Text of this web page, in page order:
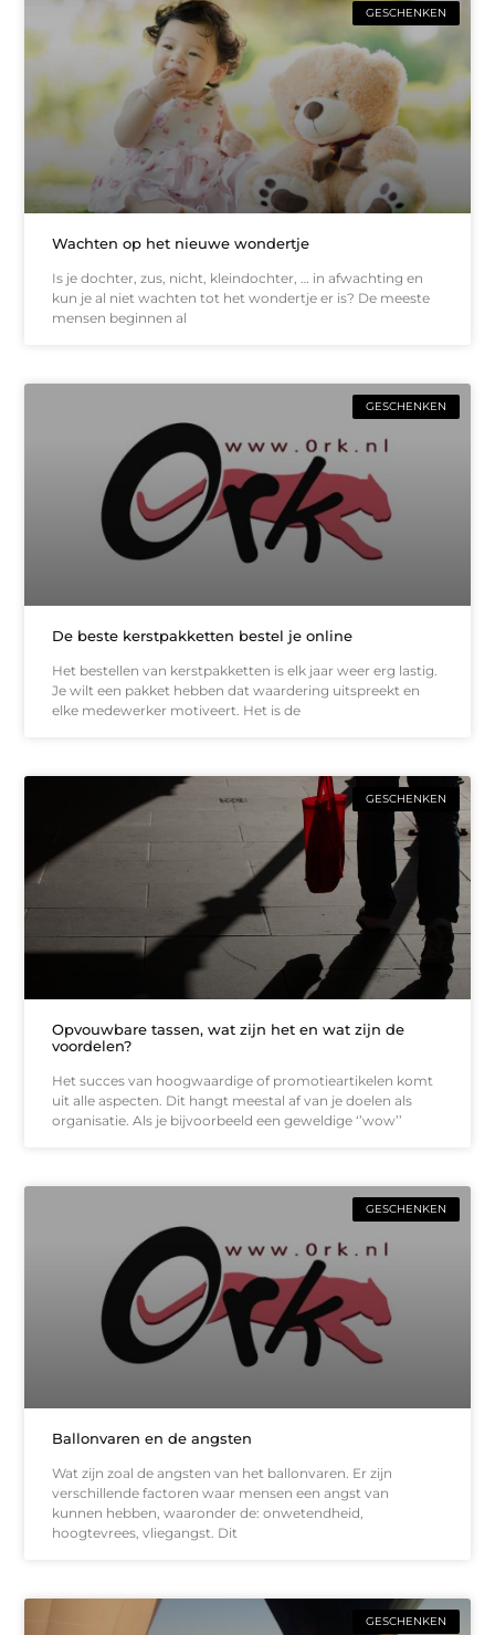
GESCHENKEN
Wachten op het nieuwe wondertje
Is je dochter, zus, nicht, kleindochter, … in afwachting en
kun je al niet wachten tot het wondertje er is? De meeste
mensen beginnen al
GESCHENKEN
De beste kerstpakketten bestel je online
Het bestellen van kerstpakketten is elk jaar weer erg lastig.
Je wilt een pakket hebben dat waardering uitspreekt en
elke medewerker motiveert. Het is de
GESCHENKEN
Opvouwbare tassen, wat zijn het en wat zijn de
voordelen?
Het succes van hoogwaardige of promotieartikelen komt
uit alle aspecten. Dit hangt meestal af van je doelen als
organisatie. Als je bijvoorbeeld een geweldige ‘’wow’’
GESCHENKEN
Ballonvaren en de angsten
Wat zijn zoal de angsten van het ballonvaren. Er zijn
verschillende factoren waar mensen een angst van
kunnen hebben, waaronder de: onwetendheid,
hoogtevrees, vliegangst. Dit
GESCHENKEN